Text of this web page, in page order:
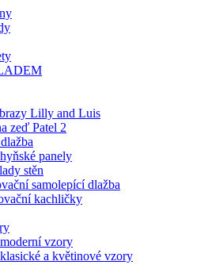
Lilly and Luis
zeď Patel 2
panely
stěn
samolepící dlažba
kachličky
vzory
a květinové vzory